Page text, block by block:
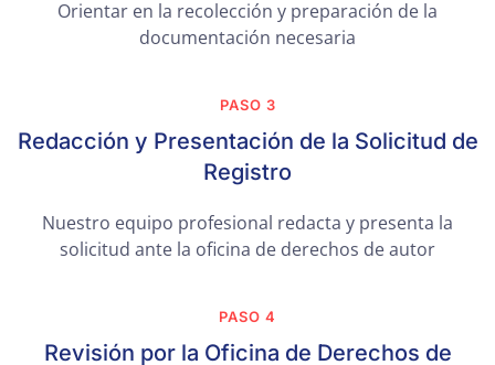
Orientar en la recolección y preparación de la
documentación necesaria
PASO 3
Redacción y Presentación de la Solicitud de
Registro
Nuestro equipo profesional redacta y presenta la
solicitud ante la oficina de derechos de autor
PASO 4
Revisión por la Oficina de Derechos de